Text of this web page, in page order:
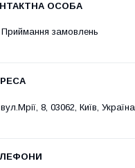
Приймання замовлень
вул.Мрії, 8, 03062, Київ, Україна